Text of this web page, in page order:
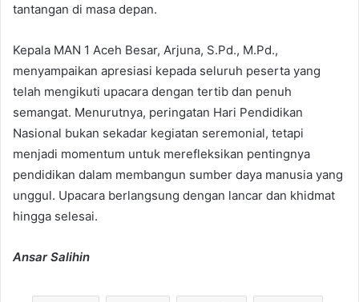
tantangan di masa depan.
Kepala MAN 1 Aceh Besar, Arjuna, S.Pd., M.Pd.,
menyampaikan apresiasi kepada seluruh peserta yang
telah mengikuti upacara dengan tertib dan penuh
semangat. Menurutnya, peringatan Hari Pendidikan
Nasional bukan sekadar kegiatan seremonial, tetapi
menjadi momentum untuk merefleksikan pentingnya
pendidikan dalam membangun sumber daya manusia yang
unggul. Upacara berlangsung dengan lancar dan khidmat
hingga selesai.
Ansar Salihin